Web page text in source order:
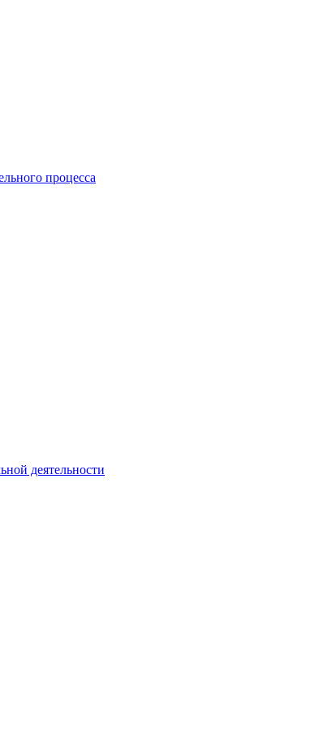
процесса
деятельности